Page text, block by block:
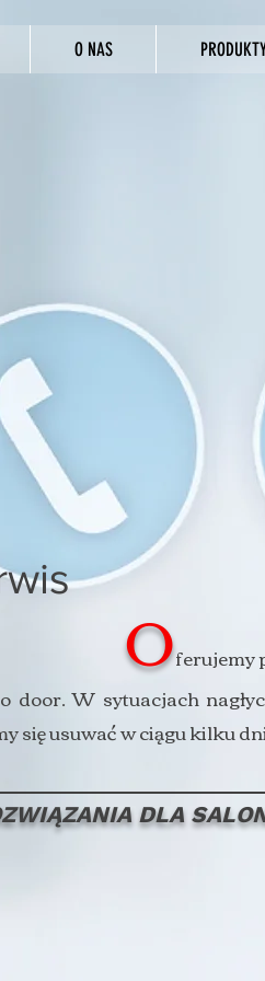
O NAS
Oferujemy
door. W sytuacjach
się usuwać w ciągu kilku
DLA